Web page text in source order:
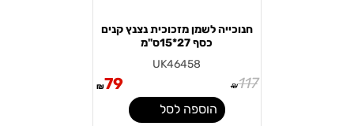
חנוכייה לשמן מזכוכית נצנץ קנים
כסף 27*15ס"מ
UK46458
₪117
₪79
הוספה לסל